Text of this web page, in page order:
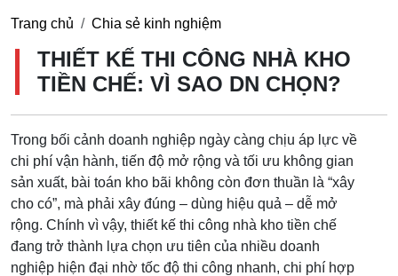
Trang chủ Chia sẻ kinh nghiệm
THIẾT KẾ THI CÔNG NHÀ KHO
TIỀN CHẾ: VÌ SAO DN CHỌN?
Trong bối cảnh doanh nghiệp ngày càng chịu áp lực về
chi phí vận hành, tiến độ mở rộng và tối ưu không gian
sản xuất, bài toán kho bãi không còn đơn thuần là “xây
cho có”, mà phải xây đúng – dùng hiệu quả – dễ mở
rộng. Chính vì vậy, thiết kế thi công nhà kho tiền chế
đang trở thành lựa chọn ưu tiên của nhiều doanh
nghiệp hiện đại nhờ tốc độ thi công nhanh, chi phí hợp